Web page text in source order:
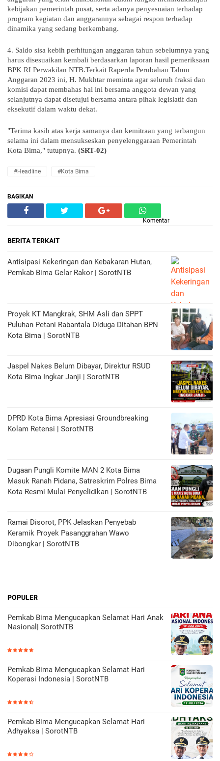
kebijakan pemerintah pusat, serta adanya penyesuaian terhadap
program kegiatan dan anggarannya sebagai respon terhadap
dinamika yang sedang berkembang.
4. Saldo sisa kebih perhitungan anggaran tahun sebelumnya yang
harus disesuaikan kembali berdasarkan laporan hasil pemeriksaan
BPK RI Perwakilan NTB.Terkait Raperda Perubahan Tahun
Anggaran 2023 ini, H. Mukhtar meminta agar seluruh fraksi dan
komisi dapat membahas hal ini bersama anggota dewan yang
selanjutnya dapat disetujui bersama antara pihak legislatif dan
eksekutif dalam waktu dekat.
"Terima kasih atas kerja samanya dan kemitraan yang terbangun
selama ini dalam mensukseskan penyelenggaraan Pemerintah
Kota Bima," tutupnya. (SRT-02)
#Headline #Kota Bima
BAGIKAN
Komentar
BERITA TERKAIT
Antisipasi Kekeringan dan Kebakaran Hutan,
Pemkab Bima Gelar Rakor | SorotNTB
Proyek KT Mangkrak, SHM Asli dan SPPT
Puluhan Petani Rabantala Diduga Ditahan BPN
Kota Bima | SorotNTB
Jaspel Nakes Belum Dibayar, Direktur RSUD
Kota Bima Ingkar Janji | SorotNTB
DPRD Kota Bima Apresiasi Groundbreaking
Kolam Retensi | SorotNTB
Dugaan Pungli Komite MAN 2 Kota Bima
Masuk Ranah Pidana, Satreskrim Polres Bima
Kota Resmi Mulai Penyelidikan | SorotNTB
Ramai Disorot, PPK Jelaskan Penyebab
Keramik Proyek Pasanggrahan Wawo
Dibongkar | SorotNTB
POPULER
Pemkab Bima Mengucapkan Selamat Hari Anak
Nasional| SorotNTB
Pemkab Bima Mengucapkan Selamat Hari
Koperasi Indonesia | SorotNTB
Pemkab Bima Mengucapkan Selamat Hari
Adhyaksa | SorotNTB